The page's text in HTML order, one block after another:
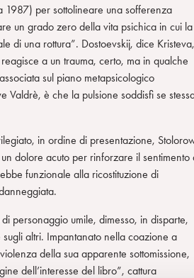
1987) per sottolineare una sofferenza
un grado zero della vita psichica in cui la
di una rottura”. Dostoevskij, dice Kristeva,
a un trauma, certo, ma in qualche
sul piano metapsicologico
Valdrè, è che la pulsione soddisfi se
in ordine di presentazione,
dolore acuto per rinforzare il sentimento
funzionale alla ricostituzione di
personaggio umile, dimesso, in disparte,
altri. Impantanato nella coazione a
della sua apparente sottomissione,
dell’interesse del libro”, cattura